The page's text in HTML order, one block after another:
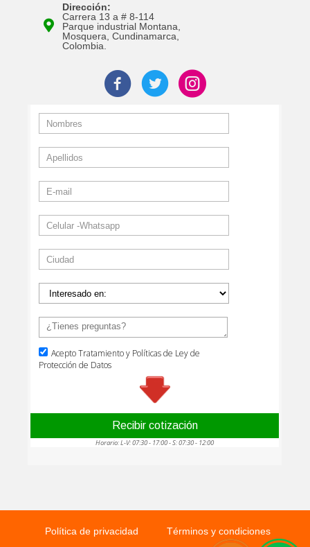
Dirección:
Carrera 13 a # 8-114
Parque industrial Montana,
Mosquera, Cundinamarca,
Colombia.
Política de privacidad
Términos y condiciones